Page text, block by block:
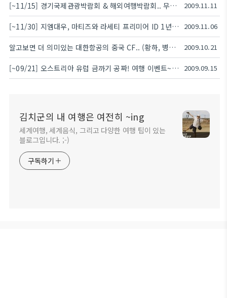
[~11/15] 경기국제관광박람회 & 해외여행박람회.. 무료로 입장하세요! 2009.11.11
[~11/30] 지엠대우, 마티즈와 라세티 프리미어 ID 1년 무료시승 기회를 잡으세요! 2009.11.06
알고보면 더 의미있는 대한항공의 중국 CF.. (황하, 병마용, 대안탑) 2009.10.21
[~09/21] 오스트리아 유럽 금까기 공짜! 여행 이벤트~ (올림푸스 PEN E-P1 제공) 2009.09.15
김치군의 내 여행은 여전히 ~ing
세계여행, 세계음식, 그리고 다양한 여행 팁이 있는
블로그입니다. ;-)
구독하기